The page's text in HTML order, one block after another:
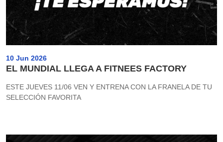
10 Jun 2026
EL MUNDIAL LLEGA A FITNEES FACTORY
ESTE JUEVES 11/06 VEN Y ENTRENA CON LA FRANELA DE TU
SELECCIÓN FAVORITA